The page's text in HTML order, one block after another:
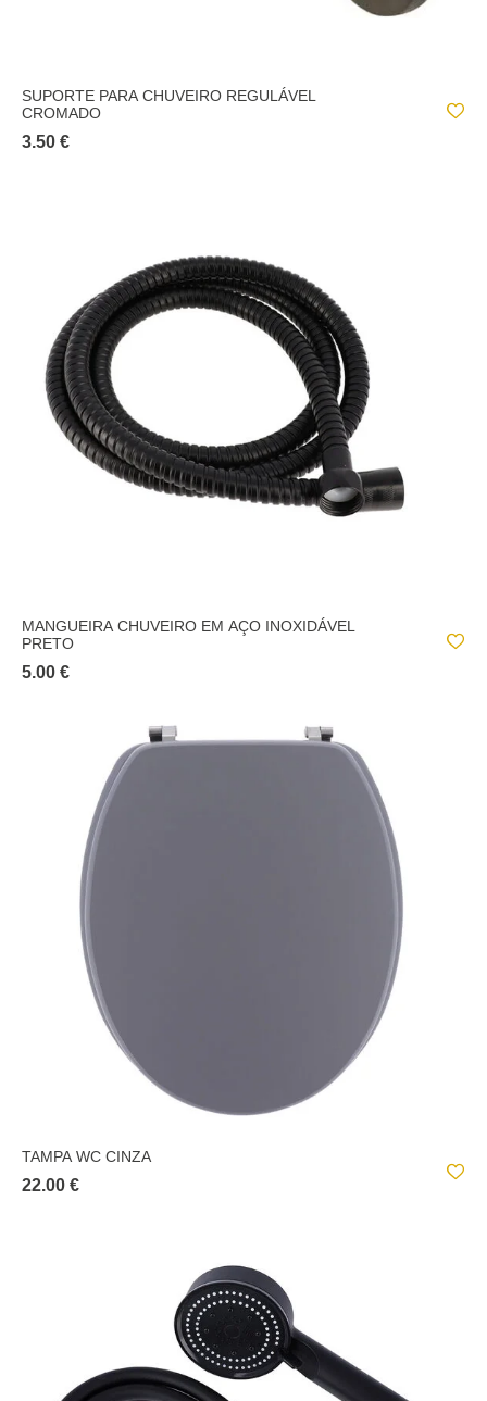
SUPORTE PARA CHUVEIRO REGULÁVEL
CROMADO
3.50 €
MANGUEIRA CHUVEIRO EM AÇO INOXIDÁVEL
PRETO
5.00 €
TAMPA WC CINZA
22.00 €